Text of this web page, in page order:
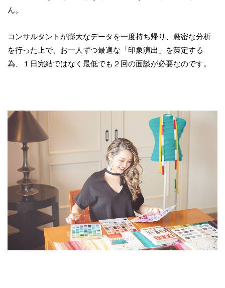
ん。
コンサルタントが膨大なデータを一度持ち帰り、厳密な分析
を行った上で、お一人ずつ最適な「印象演出」を策定する
為、１日完結ではなく最低でも２回の面談が必要なのです。